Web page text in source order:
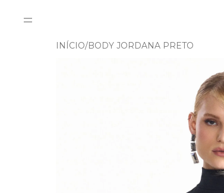
INÍCIO BODY JORDANA PRETO